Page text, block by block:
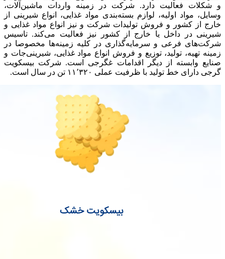
و شکلات فعالیت دارد. شرکت در زمینه واردات ماشین‌آلات،
وسایل، مواد اولیه، لوازم بسته‌بندی مواد غذایی، انواع شیرینی از
خارج از کشور و فروش تولیدات شرکت و نیز انواع مواد غذایی و
شیرینی در داخل یا خارج از کشور نیز فعالیت می‌کند. تاسیس
شرکت‌های فرعی و سرمایه‌گذاری در کلیه زمینه‌ها مخصوصا در
زمینه تهیه، تولید، توزیع و فروش انواع مواد غذایی، شیرینی‌جات و
صنایع وابسته از دیگر اقدامات غگرجی است. شرکت بیسکویت
گرجی دارای خط تولید با ظرفیت عملی ۱۱٬۳۲۰ تن در سال است.